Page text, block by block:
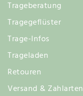
Trageberatung
Tragegeflüster
Trage-Infos
Trageladen
Retouren
Versand & Zahlarten